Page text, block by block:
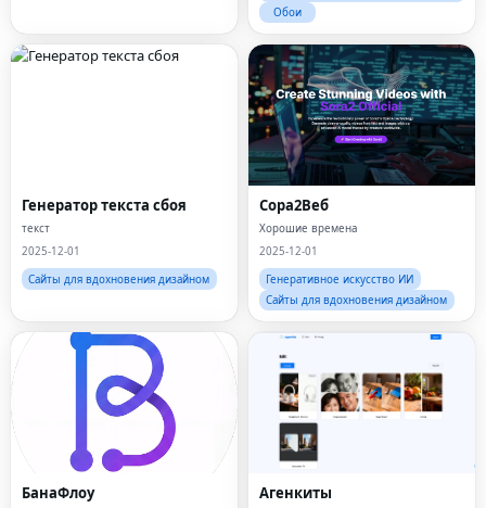
Обои
Генератор текста сбоя
текст
2025-12-01
Сайты для вдохновения дизайном
Сора2Веб
Хорошие времена
2025-12-01
Генеративное искусство ИИ
Сайты для вдохновения дизайном
БанаФлоу Агенкиты